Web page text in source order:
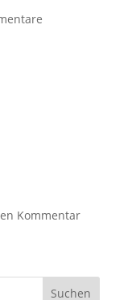
Kommentar